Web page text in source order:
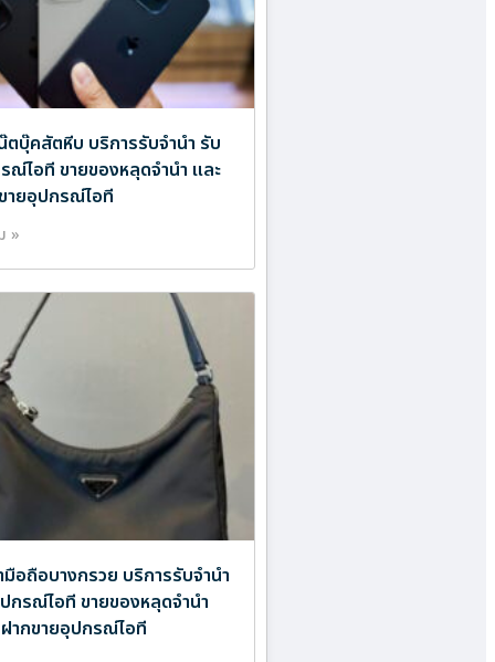
ตบุ๊คสัตหีบ บริการรับจำนำ รับ
ณ์ไอที ขายของหลุดจำนำ และ
ายอุปกรณ์ไอที
»
มือถือบางกรวย บริการรับจำนำ
กรณ์ไอที ขายของหลุดจำนำ
ากขายอุปกรณ์ไอที